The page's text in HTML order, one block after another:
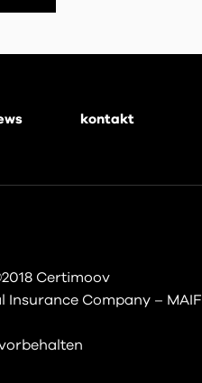
kontakt
Certimoov
Insurance Company – MAIF